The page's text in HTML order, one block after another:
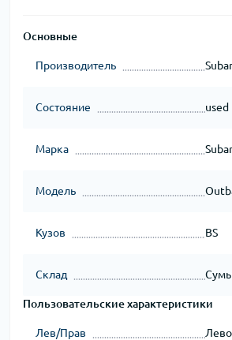
Основные
Производитель
Состояние used
Марка
Модель
Кузов BS
Склад
Пользовательские характеристики
Лев/Прав Лево